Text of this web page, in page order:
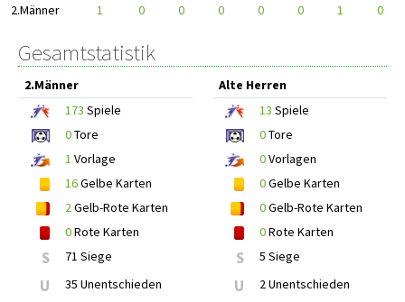
2.Männer
1 0 0 0 0 0 1 0
Gesamtstatistik
2.Männer
173 Spiele
0Tore
1 Vorlage
16Gelbe Karten
2Gelb-Rote Karten
0Rote Karten
S 71 Siege
U 35 Unentschieden
Alte Herren
13 Spiele
0Tore
0Vorlagen
0Gelbe Karten
0Gelb-Rote Karten
0Rote Karten
S 5 Siege
U 2 Unentschieden